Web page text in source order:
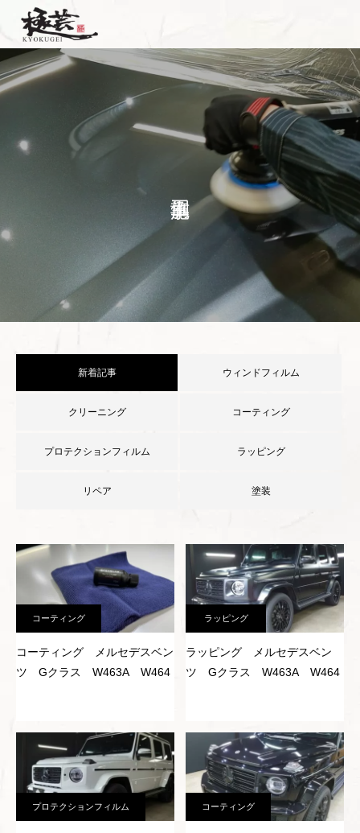
新着記事 ウィンドフィルム
クリーニング コーティング
プロテクションフィルム ラッピング
リペア 塗装
コーティング
コーティング メルセデスベン
ツ Gクラス W463A W464
ラッピング
ラッピング メルセデスベン
ツ Gクラス W463A W464
プロテクションフィルム コーティング